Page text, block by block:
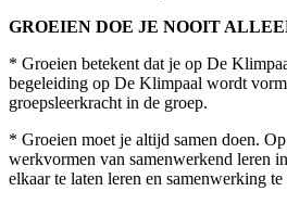
GROEIEN DOE JE NOOIT
* Groeien betekent dat je op De
begeleiding op De Klimpaal wordt
groepsleerkracht in de groep.
* Groeien moet je altijd samen doen.
werkvormen van samenwerkend leren
elkaar te laten leren en samenwerking te